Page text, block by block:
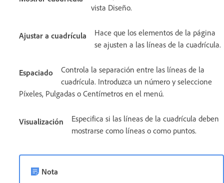
vista Diseño.
Ajustar a cuadrícula
Hace que los elementos de la página
se ajusten a las líneas de la cuadrícula.
Espaciado
Controla la separación entre las líneas de la
cuadrícula. Introduzca un número y seleccione
Píxeles, Pulgadas o Centímetros en el menú.
Visualización
Especifica si las líneas de la cuadrícula deben
mostrarse como líneas o como puntos.
Nota